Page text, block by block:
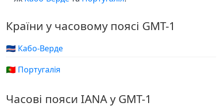
Країни у часовому поясі GMT-1
🇨🇻 Кабо-Верде
🇵🇹 Португалія
Часові пояси IANA у GMT-1